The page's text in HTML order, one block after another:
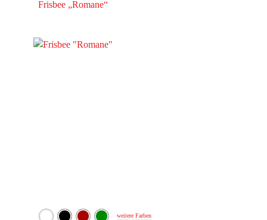
Frisbee „Romane“
weitere Farben